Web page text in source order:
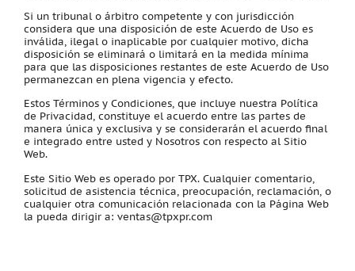
Si un tribunal o árbitro competente y con jurisdicción
considera que una disposición de este Acuerdo de Uso es
inválida, ilegal o inaplicable por cualquier motivo, dicha
disposición se eliminará o limitará en la medida mínima
para que las disposiciones restantes de este Acuerdo de Uso
permanezcan en plena vigencia y efecto.
Estos Términos y Condiciones, que incluye nuestra Política
de Privacidad, constituye el acuerdo entre las partes de
manera única y exclusiva y se considerarán el acuerdo final
e integrado entre usted y Nosotros con respecto al Sitio
Web.
Este Sitio Web es operado por TPX. Cualquier comentario,
solicitud de asistencia técnica, preocupación, reclamación, o
cualquier otra comunicación relacionada con la Página Web
la pueda dirigir a: ventas@tpxpr.com